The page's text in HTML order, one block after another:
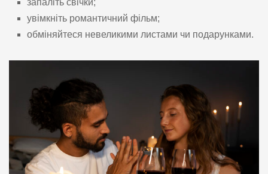
увімкніть романтичний фільм;
обміняйтеся невеликими листами чи подарунками.